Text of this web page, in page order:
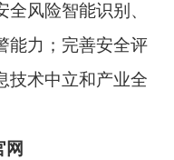
风险智能识别、
能力；完善安全评
技术中立和产业全